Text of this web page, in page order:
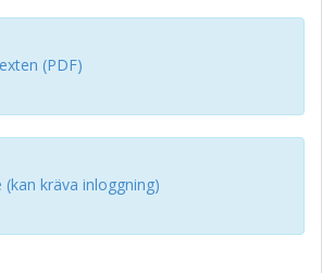
23–33% of the negative impacts
where the benefits occur. The
debate and highlight the need
to tire studs with a positive
(PDF)
(kan kräva inloggning)